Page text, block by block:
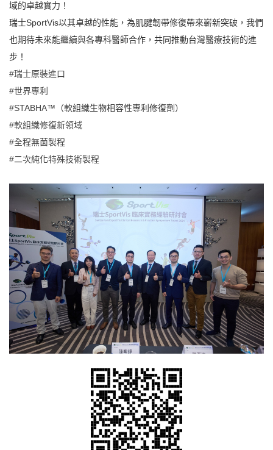
域的卓越實力！
瑞士SportVis以其卓越的性能，為肌腱韌帶修復帶來嶄新突破，我們
也期待未來能繼續與各專科醫師合作，共同推動台灣醫療技術的進
步！
#瑞士原裝進口
#世界專利
#STABHA™（軟組織生物相容性專利修復劑）
#軟組織修復新領域
#全程無菌製程
#二次純化特殊技術製程